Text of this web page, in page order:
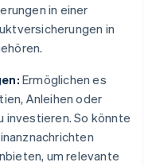
in einer
in
Ermöglichen es
Anleihen oder
investieren. So könnte
um relevante